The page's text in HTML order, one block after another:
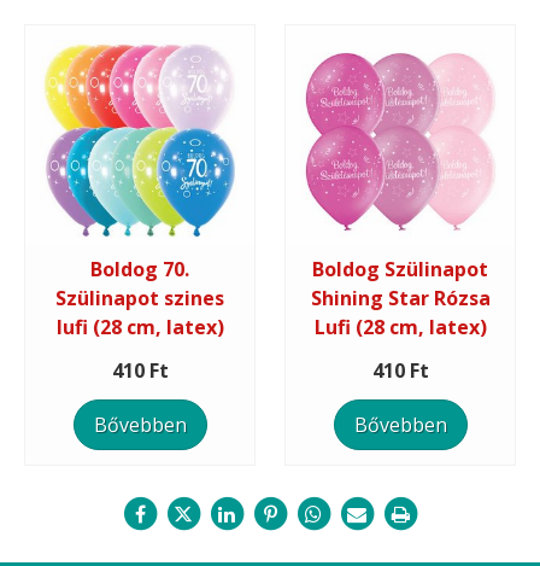
Boldog 70.
Szülinapot szines
lufi (28 cm, latex)
410 Ft
Bővebben
Boldog Szülinapot
Shining Star Rózsa
Lufi (28 cm, latex)
410 Ft
Bővebben